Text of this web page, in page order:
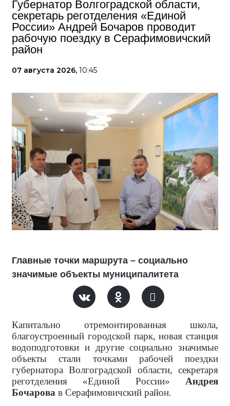
Губернатор Волгоградской области,
секретарь реготделения «Единой
России» Андрей Бочаров проводит
рабочую поездку в Серафимовичский
район
07 августа 2026, 10:45
Главные точки маршрута – социально
значимые объекты муниципалитета
Капитально отремонтированная школа,
благоустроенный городской парк, новая станция
водоподготовки и другие социально значимые
объекты стали точками рабочей поездки
губернатора Волгоградской области, секретаря
реготделения «Единой России» Андрея
Бочарова в Серафимовичский район.